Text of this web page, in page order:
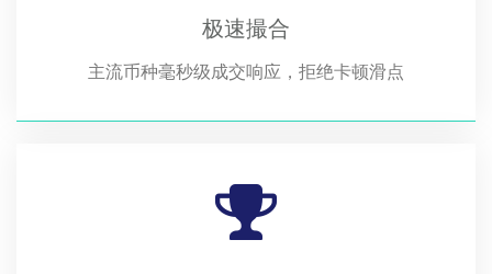
极速撮合
主流币种毫秒级成交响应，拒绝卡顿滑点